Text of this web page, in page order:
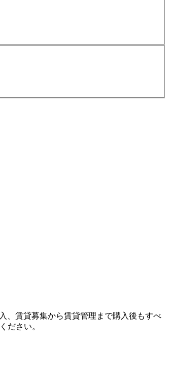
、賃貸募集から賃貸管理まで購入後もすべ
ださい。